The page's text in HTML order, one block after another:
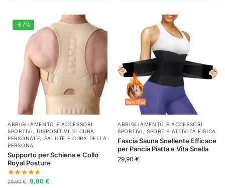
-67%
ABBIGLIAMENTO E ACCESSORI
SPORTIVI ,DISPOSITIVI DI CURA
PERSONALE, SALUTE E CURA DELLA
PERSONA
Supporto per Schiena e Collo
Royal Posture
29,90€ 9,90 €
ABBIGLIAMENTO E ACCESSORI
SPORTIVI ,SPORT E ATTIVITÀ FISICA
Fascia Sauna Snellente Efficace
per Pancia Piatta e Vita Snella
29,90 €